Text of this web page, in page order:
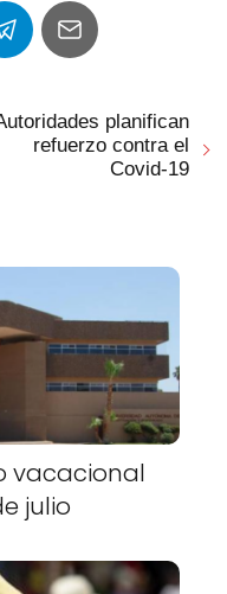
planifican
refuerzo contra el
Covid-19
vacacional
julio